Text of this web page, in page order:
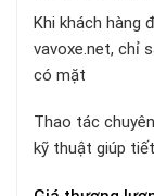
Khi khách hàng
vavoxe.net, chỉ
có mặt
Thao tác
kỹ thuật giúp